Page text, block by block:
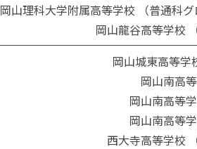
岡山理科大学附属高等学校 （普通科
岡山龍谷高等学校
岡山城東高等学
岡山南高
岡山南高等
岡山南高等
西大寺高等学校